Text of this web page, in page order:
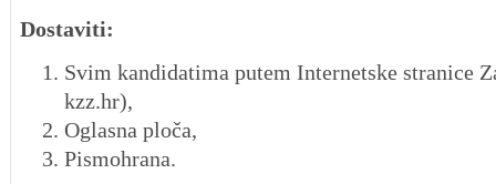
Dostaviti:
Svim kandidatima putem Internetske stranice
kzz.hr),
Oglasna ploča,
Pismohrana.